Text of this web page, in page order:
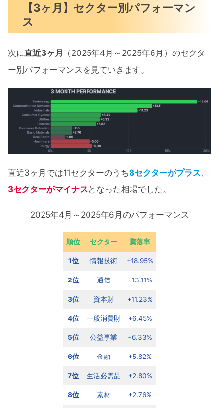
【3ヶ月】セクター別パフォーマン
ス
次に直近3ヶ月
（2025年4月～2025年6月）のセクタ
ー別パフォーマンスを見ていきます。
直近3ヶ月では11セクターのうち8セクターがプラス、
3セクターがマイナス となった相場でした。
2025年4月～2025年6月のパフォーマンス
順位 セクター 騰落率
1位 情報技術 +18.95%
2位 通信 +13.11%
3位 資本財 +11.23%
4位 一般消費財 +6.45%
5位 公益事業 +6.33%
6位 金融 +5.82%
7位 生活必需品 +2.80%
8位 素材 +2.76%